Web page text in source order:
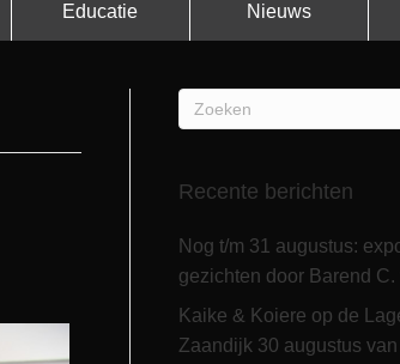
Educatie Nieuws
Recente berichten
Nog t/m 31 augustus:
gezichten door Barend
Kaike & Koiere op de
Zaandijk 30 augustus